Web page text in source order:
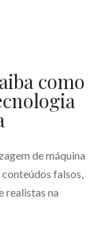
como
de máquina
falsos,
realistas na